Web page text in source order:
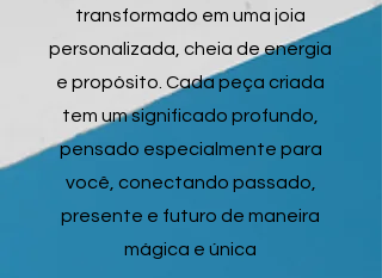
transformado em uma joia
personalizada, cheia de energia
e propósito. Cada peça criada
tem um significado profundo,
pensado especialmente para
você, conectando passado,
presente e futuro de maneira
mágica e única